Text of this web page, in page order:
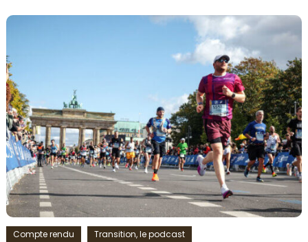
Compte rendu Transition, le podcast